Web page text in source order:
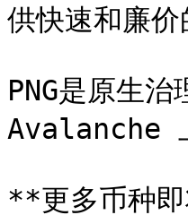
供快速和廉价
PNG是原生
Avalanche